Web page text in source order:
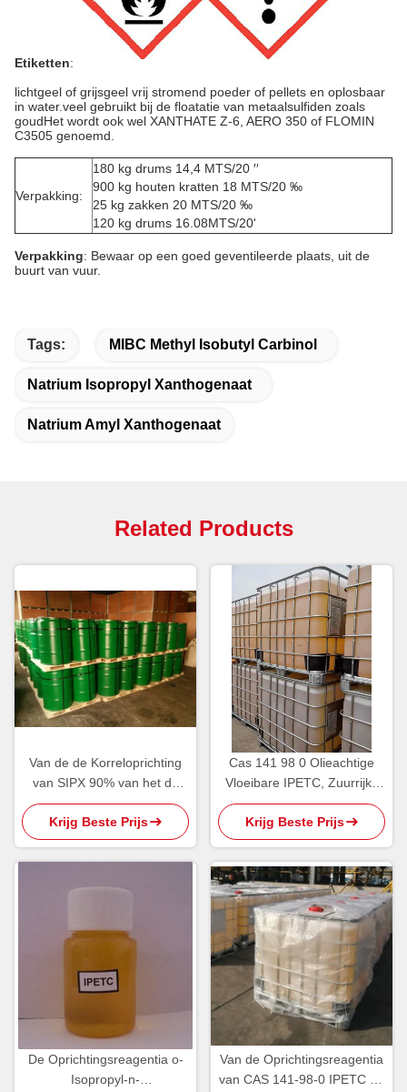
Etiketten:
lichtgeel of grijsgeel vrij stromend poeder of pellets en oplosbaar
in water.veel gebruikt bij de floatatie van metaalsulfiden zoals
goudHet wordt ook wel XANTHATE Z-6, AERO 350 of FLOMIN
C3505 genoemd.
Verpakking:
180 kg drums 14,4 MTS/20 ′′
900 kg houten kratten 18 MTS/20 ‰
25 kg zakken 20 MTS/20 ‰
120 kg drums 16.08MTS/20'
Verpakking: Bewaar op een goed geventileerde plaats, uit de
buurt van vuur.
Tags: MIBC Methyl Isobutyl Carbinol
Natrium Isopropyl Xanthogenaat
Natrium Amyl Xanthogenaat
Related Products
Van de de Korreloprichting
van SIPX 90% van het de
Reagentianatrium Isopropyl
Xanthogenaat
Krijg Beste Prijs
Cas 141 98 0 Olieachtige
Vloeibare IPETC, Zuurrijke
Isopropyl
Ethylthionocarbamate
Krijg Beste Prijs
De Oprichtingsreagentia o-
Isopropyl-n-
Van de Oprichtingsreagentia
van CAS 141-98-0 IPETC de